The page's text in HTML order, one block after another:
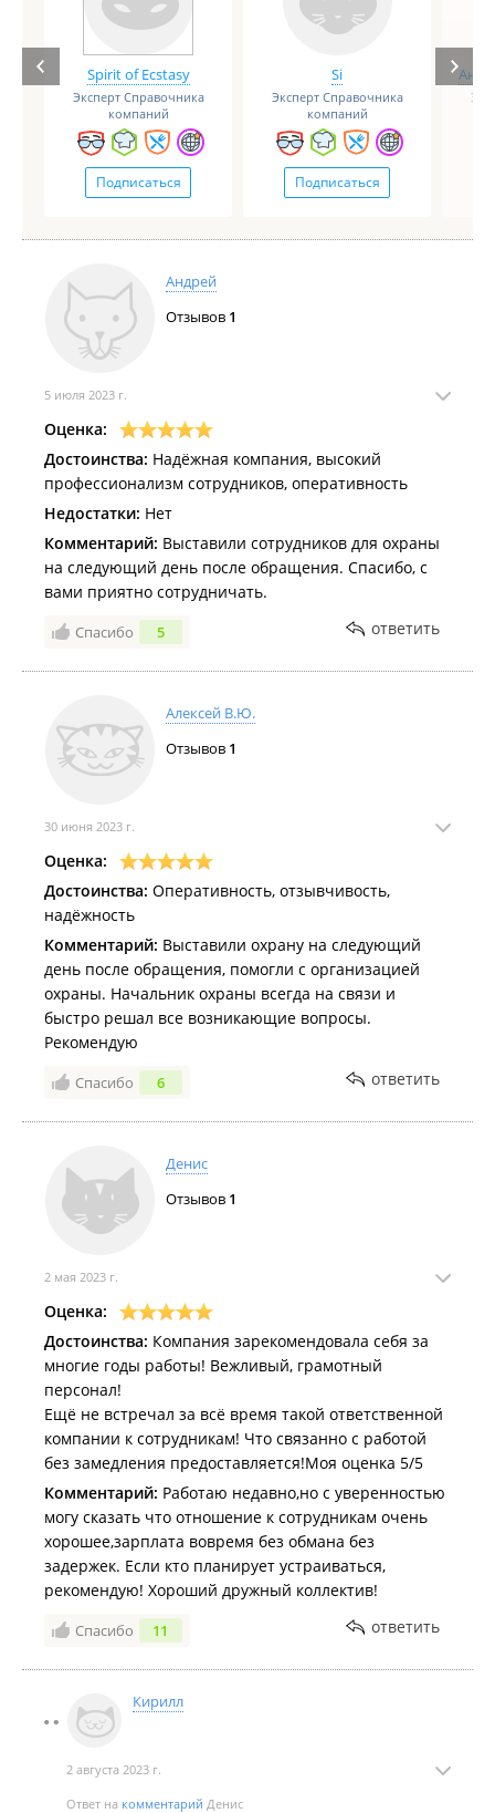
Spirit of Ecstasy
Эксперт Справочника
компаний
Подписаться
Si
Эксперт Справочника
компаний
Подписаться
Андрей
Отзывов 1
5 июля 2023 г.
Оценка:
Достоинства: Надёжная компания, высокий
профессионализм сотрудников, оперативность
Недостатки: Нет
Комментарий: Выставили сотрудников для охраны
на следующий день после обращения. Спасибо, с
вами приятно сотрудничать.
Спасибо 5 ответить
Алексей В.Ю.
Отзывов 1
30 июня 2023 г.
Оценка:
Достоинства: Оперативность, отзывчивость,
надёжность
Комментарий: Выставили охрану на следующий
день после обращения, помогли с организацией
охраны. Начальник охраны всегда на связи и
быстро решал все возникающие вопросы.
Рекомендую
Спасибо 6 ответить
Денис
Отзывов 1
2 мая 2023 г.
Оценка:
Достоинства: Компания зарекомендовала себя за
многие годы работы! Вежливый, грамотный
персонал!
Ещё не встречал за всё время такой ответственной
компании к сотрудникам! Что связанно с работой
без замедления предоставляется!Моя оценка 5/5
Комментарий: Работаю недавно,но с уверенностью
могу сказать что отношение к сотрудникам очень
хорошее,зарплата вовремя без обмана без
задержек. Если кто планирует устраиваться,
рекомендую! Хороший дружный коллектив!
Спасибо 11 ответить
Кирилл
2 августа 2023 г.
Ответ на комментарий Денис